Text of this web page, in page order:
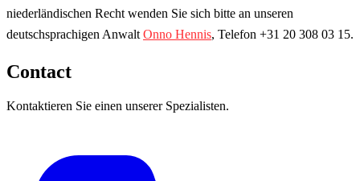
niederländischen Recht wenden Sie sich bitte an unseren
deutschsprachigen Anwalt Onno Hennis, Telefon +31 20 308 03 15.
Contact
Kontaktieren Sie einen unserer Spezialisten.